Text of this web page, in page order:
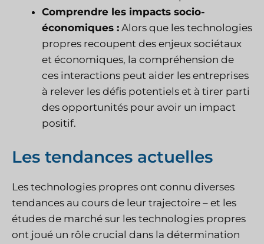
Comprendre les impacts socio-
économiques : Alors que les technologies
propres recoupent des enjeux sociétaux
et économiques, la compréhension de
ces interactions peut aider les entreprises
à relever les défis potentiels et à tirer parti
des opportunités pour avoir un impact
positif.
Les tendances actuelles
Les technologies propres ont connu diverses
tendances au cours de leur trajectoire – et les
études de marché sur les technologies propres
ont joué un rôle crucial dans la détermination